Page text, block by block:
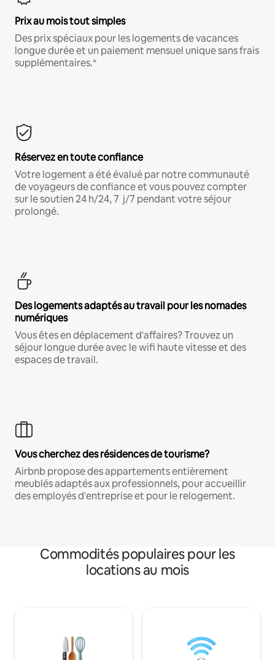
Prix au mois tout simples
Des prix spéciaux pour les logements de vacances
longue durée et un paiement mensuel unique sans frais
supplémentaires.*
Réservez en toute confiance
Votre logement a été évalué par notre communauté
de voyageurs de confiance et vous pouvez compter
sur le soutien 24 h/24, 7 j/7 pendant votre séjour
prolongé.
Des logements adaptés au travail pour les nomades
numériques
Vous êtes en déplacement d'affaires? Trouvez un
séjour longue durée avec le wifi haute vitesse et des
espaces de travail.
Vous cherchez des résidences de tourisme?
Airbnb propose des appartements entièrement
meublés adaptés aux professionnels, pour accueillir
des employés d'entreprise et pour le relogement.
Commodités populaires pour les
locations au mois